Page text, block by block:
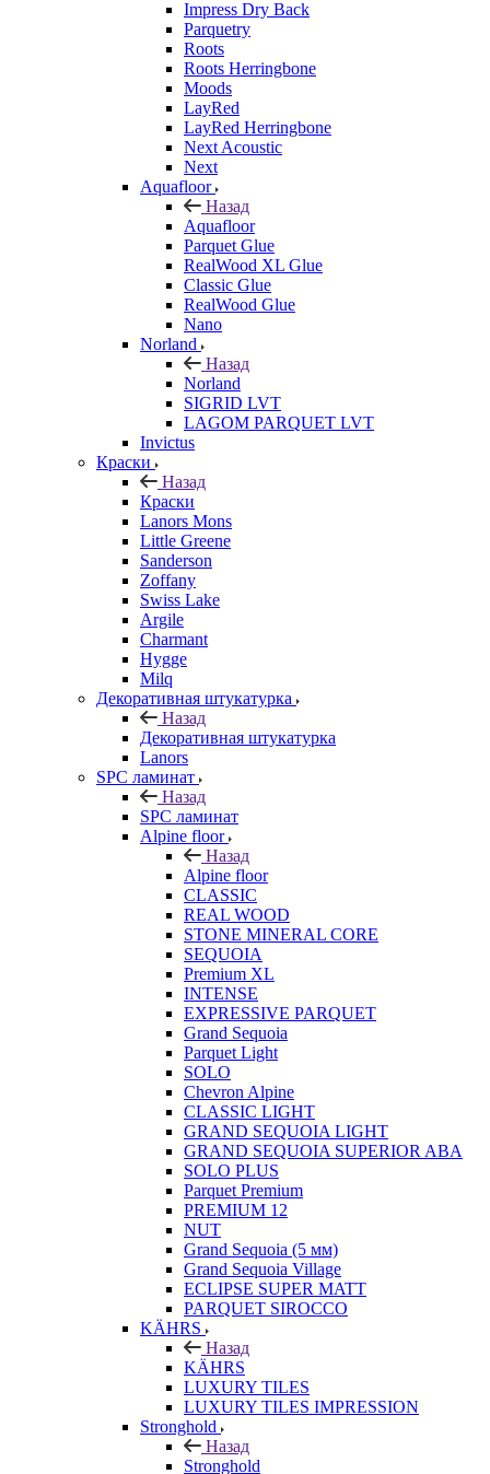
Impress Dry Back
Parquetry
Roots
Roots Herringbone
Moods
LayRed
LayRed Herringbone
Next Acoustic
Next
Aquafloor
Назад
Aquafloor
Parquet Glue
RealWood XL Glue
Classic Glue
RealWood Glue
Nano
Norland
Назад
Norland
SIGRID LVT
LAGOM PARQUET LVT
Invictus
Краски
Назад
Краски
Lanors Mons
Little Greene
Sanderson
Zoffany
Swiss Lake
Argile
Charmant
Hygge
Milq
Декоративная штукатурка
Назад
Декоративная штукатурка
Lanors
SPC ламинат
Назад
SPC ламинат
Alpine floor
Назад
Alpine floor
CLASSIC
REAL WOOD
STONE MINERAL CORE
SEQUOIA
Premium XL
INTENSE
EXPRESSIVE PARQUET
Grand Sequoia
Parquet Light
SOLO
Chevron Alpine
CLASSIC LIGHT
GRAND SEQUOIA LIGHT
GRAND SEQUOIA SUPERIOR ABA
SOLO PLUS
Parquet Premium
PREMIUM 12
NUT
Grand Sequoia (5 мм)
Grand Sequoia Village
ECLIPSE SUPER MATT
PARQUET SIROCCO
KÄHRS
Назад
KÄHRS
LUXURY TILES
LUXURY TILES IMPRESSION
Stronghold
Назад
Stronghold